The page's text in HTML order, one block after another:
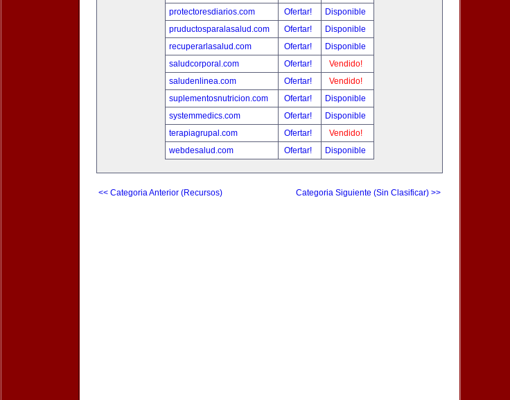
protectoresdiarios.com
Ofertar!
Disponible
pruductosparalasalud.com
Ofertar!
Disponible
recuperarlasalud.com
Ofertar!
Disponible
saludcorporal.com
Ofertar!
Vendido!
saludenlinea.com
Ofertar!
Vendido!
suplementosnutricion.com
Ofertar!
Disponible
systemmedics.com
Ofertar!
Disponible
terapiagrupal.com
Ofertar!
Vendido!
webdesalud.com
Ofertar! Disponible
<< Categoria Anterior (Recursos) Categoria Siguiente (Sin Clasificar) >>